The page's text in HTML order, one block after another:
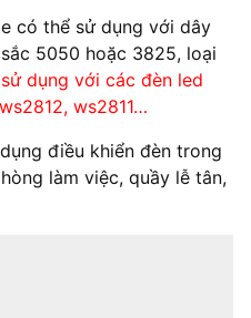
có thể sử dụng với dây
5050 hoặc 3825, loại
dụng với các đèn led
ws2811…
điều khiển đèn trong
làm việc, quầy lễ tân,